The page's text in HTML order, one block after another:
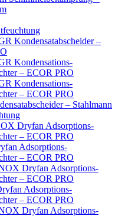
Kondensatabscheider –
Kondensations-
– ECOR PRO
Kondensations-
– ECOR PRO
– Stahlmann
Dryfan Adsorptions-
– ECOR PRO
Adsorptions-
– ECOR PRO
Dryfan Adsorptions-
– ECOR PRO
Adsorptions-
– ECOR PRO
Dryfan Adsorptions-